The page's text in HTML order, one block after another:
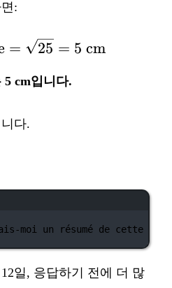
:
\text{Hypoténuse}
= 25 = 5 cm
5 cm입니다.
다.
moi un résumé de cette
일, 응답하기 전에 더 많